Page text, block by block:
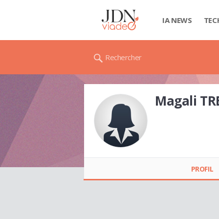
IA NEWS
Rechercher
Magali
PROFIL